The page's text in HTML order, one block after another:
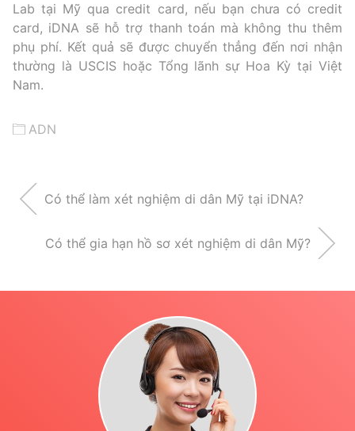
Lab tại Mỹ qua credit card, nếu bạn chưa có credit
card, iDNA sẽ hỗ trợ thanh toán mà không thu thêm
phụ phí. Kết quả sẽ được chuyển thẳng đến nơi nhận
thường là USCIS hoặc Tổng lãnh sự Hoa Kỳ tại Việt
Nam.
ADN
Có thể làm xét nghiệm di dân Mỹ tại iDNA?
Có thể gia hạn hồ sơ xét nghiệm di dân Mỹ?